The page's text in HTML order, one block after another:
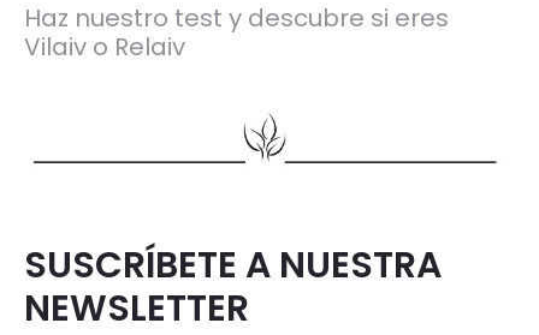
Haz nuestro test y descubre si eres
Vilaiv o Relaiv
SUSCRÍBETE A NUESTRA
NEWSLETTER